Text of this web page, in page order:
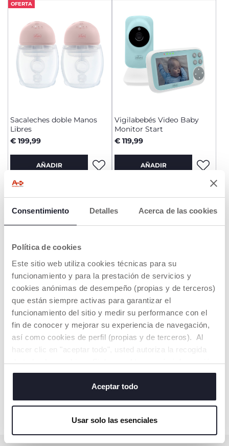
Consentimiento Detalles Acerca de las cookies
Política de cookies
Este sitio web utiliza cookies técnicas para su
funcionamiento y para la prestación de servicios y
cookies anónimas de desempeño (propias y de terceros)
que están siempre activas para garantizar el
funcionamiento del sitio y medir su performance con el
fin de conocer y mejorar su experiencia de navegación,
así como cookies de perfil (propias y de terceros). Al
hacer clic en "aceptar todo", usted autoriza la recogida
de todas las cookies. Si desea obtener más información
o cambiar o revocar el consentimiento de todas o
algunas cookies, haga clic en "mostrar detalles". Al
cerrar este banner, usted consiente en utilizar
servicio solicitado.
Aceptar todo
Usar solo las esenciales
OFERTA
Sacaleches doble Manos
Libres
€ 199,99
AÑADIR
Vigilabebés Video Baby
Monitor Start
€ 119,99
AÑADIR
Vigilabebés Baby Monitor
WIFI
€ 119,99
OFERTA
Sacaleches eléctrico
Stimolatte
€ 119,99